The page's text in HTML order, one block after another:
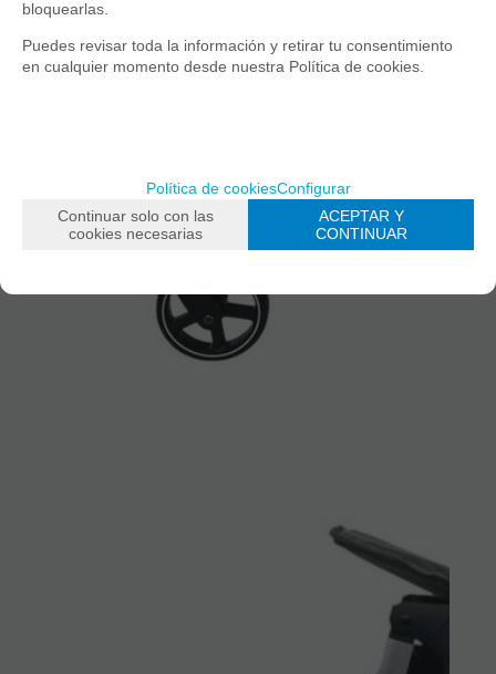
bloquearlas.
Puedes revisar toda la información y retirar tu consentimiento
en cualquier momento desde nuestra Política de cookies.
Política de cookiesConfigurar
Continuar solo con las
cookies necesarias
ACEPTAR Y
CONTINUAR